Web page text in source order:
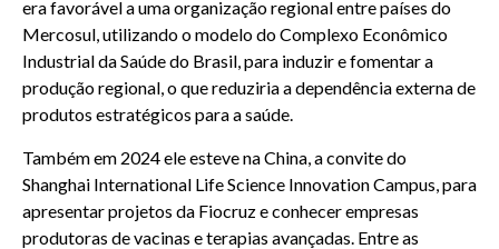
era favorável a uma organização regional entre países do
Mercosul, utilizando o modelo do Complexo Econômico
Industrial da Saúde do Brasil, para induzir e fomentar a
produção regional, o que reduziria a dependência externa de
produtos estratégicos para a saúde.
Também em 2024 ele esteve na China, a convite do
Shanghai International Life Science Innovation Campus, para
apresentar projetos da Fiocruz e conhecer empresas
produtoras de vacinas e terapias avançadas. Entre as